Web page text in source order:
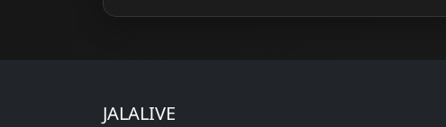
JALALIVE